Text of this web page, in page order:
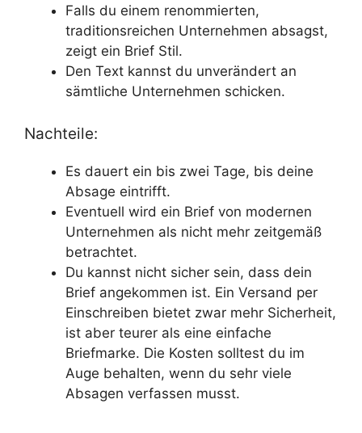
Falls du einem renommierten,
traditionsreichen Unternehmen absagst,
zeigt ein Brief Stil.
Den Text kannst du unverändert an
sämtliche Unternehmen schicken.
Nachteile:
Es dauert ein bis zwei Tage, bis deine
Absage eintrifft.
Eventuell wird ein Brief von modernen
Unternehmen als nicht mehr zeitgemäß
betrachtet.
Du kannst nicht sicher sein, dass dein
Brief angekommen ist. Ein Versand per
Einschreiben bietet zwar mehr Sicherheit,
ist aber teurer als eine einfache
Briefmarke. Die Kosten solltest du im
Auge behalten, wenn du sehr viele
Absagen verfassen musst.